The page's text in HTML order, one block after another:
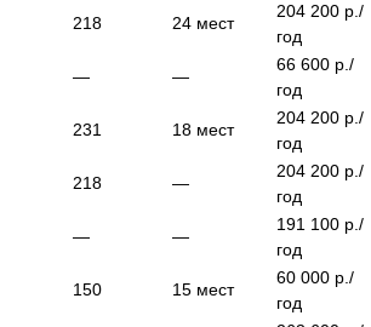
218 24 мест
204 200 р./
год
— —
66 600 р./
год
231 18 мест
204 200 р./
год
218 —
204 200 р./
год
— —
191 100 р./
год
150 15 мест
60 000 р./
год